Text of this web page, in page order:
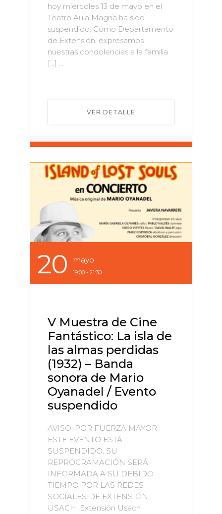
hoy miércoles 13 de mayo en el
Teatro Aula Magna ha sido
suspendido. Como Departamento
de Extensión, expresamos
nuestras condolencias a la familia
[…] ...
VER DETALLE
20 Mayo
19:00 - 21:30
V Muestra de Cine
Fantástico: La isla de
las almas perdidas
(1932) – Banda
sonora de Mario
Oyanadel / Evento
suspendido
AVISO: POR FUERZA MAYOR
ESTE EVENTO ESTÁ
SUSPENDIDO. SU
REPROGRAMACIÓN SERÁ
INFORMADA A SU DEBIDO
TIEMPO POR LAS REDES
SOCIALES DE EXTENSIÓN
USACH. Extensión Usach